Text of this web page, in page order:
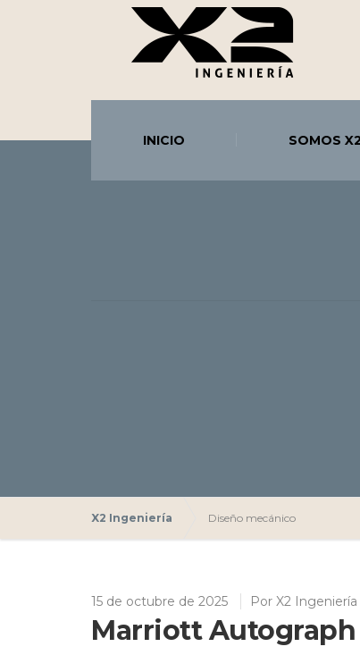
INICIO SOMOS X2
X2 Ingeniería Diseño mecánico
15 de octubre de 2025 Por X2 Ingeniería
Marriott